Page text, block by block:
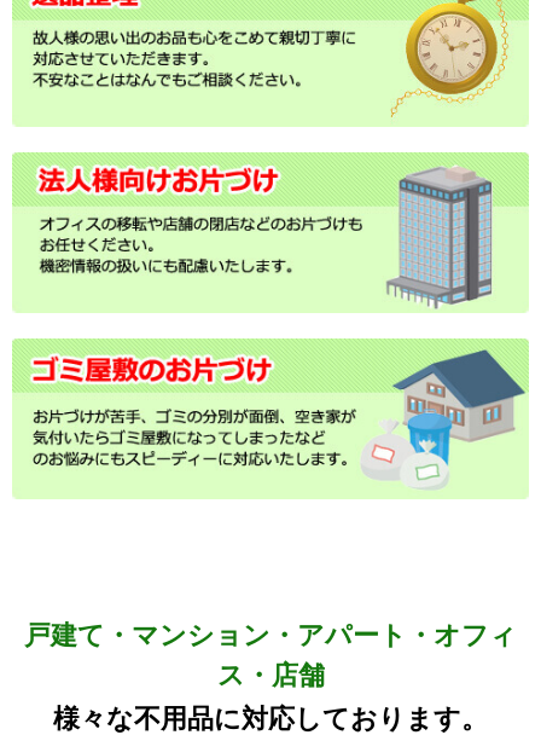
戸建て・マンション・アパート・オフィ
ス・店舗
様々な不用品に対応しております。